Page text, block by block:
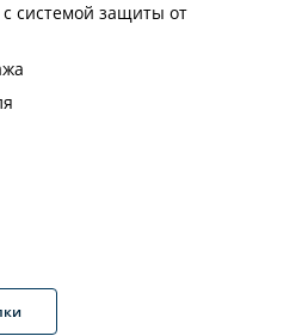
системой защиты от